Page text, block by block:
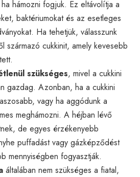
hámozni fogjuk. Ez eltávolítja a
baktériumokat és az esetleges
Ha tehetjük, válasszunk
származó cukkinit, amely kevesebb
szükséges, mivel a cukkini
gazdag. Azonban, ha a cukkini
vagy ha aggódunk a
meghámozni. A héjban lévő
de egyes érzékenyebb
puffadást vagy gázképződést
mennyiségben fogyasztják.
általában nem szükséges a fiatal,